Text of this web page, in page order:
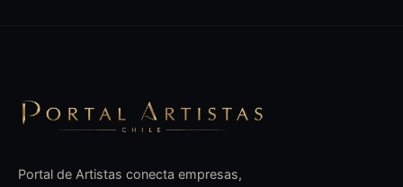
Portal de Artistas conecta empresas,